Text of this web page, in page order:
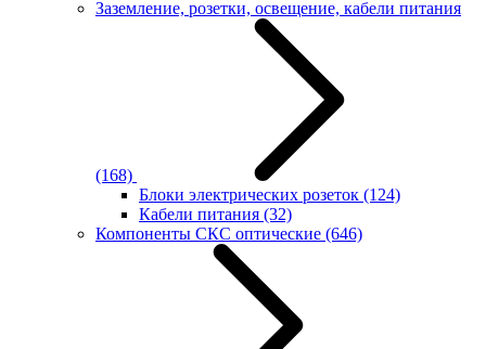
Заземление, розетки, освещение, кабели питания
(168)
Блоки электрических розеток (124)
Кабели питания (32)
Компоненты СКС оптические (646)